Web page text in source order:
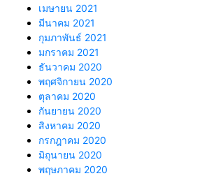
เมษายน 2021
มีนาคม 2021
กุมภาพันธ์ 2021
มกราคม 2021
ธันวาคม 2020
พฤศจิกายน 2020
ตุลาคม 2020
กันยายน 2020
สิงหาคม 2020
กรกฎาคม 2020
มิถุนายน 2020
พฤษภาคม 2020